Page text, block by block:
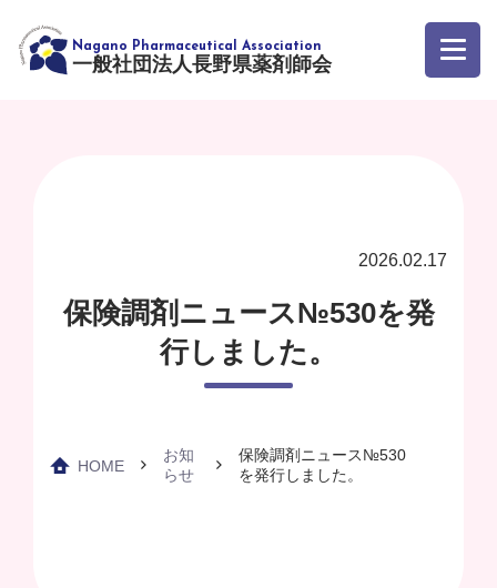
一般社団法人長野県薬剤師会
2026.02.17
保険調剤ニュース№530を発
行しました。
HOME
お知
らせ
保険調剤ニュース№530
を発行しました。